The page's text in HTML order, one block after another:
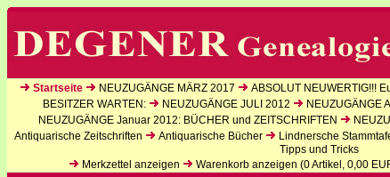
Startseite NEUZUGÄNGE MÄRZ 2017 ABSOLUT NEUWERTIG!!!
BESITZER WARTEN:
NEUZUGÄNGE JULI 2012
NEUZUGÄNGE
NEUZUGÄNGE Januar 2012: BÜCHER und ZEITSCHRIFTEN
Antiquarische Zeitschriften
Antiquarische Bücher Lindnersche
Tipps und Tricks
Merkzettel anzeigen
Warenkorb anzeigen (0Artikel, 0,00